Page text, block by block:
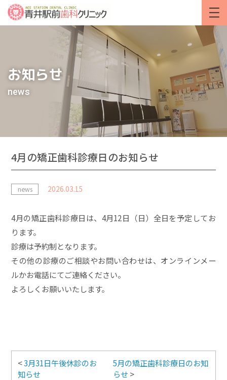
お知らせ
news
4月の矯正歯科診療日のお知らせ
news 2026.03.15
4月の矯正歯科診療日は、4月12日（日）全日を予定してお
ります。
診療は予約制となります。
その他の診療のご相談やお問い合わせは、オンラインメー
ルかお電話にてご連絡ください。
よろしくお願いいたします。
<3月31日午後休診のお
知らせ
5月の矯正歯科診療日のお知
らせ >